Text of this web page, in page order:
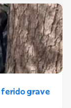
ferido grave